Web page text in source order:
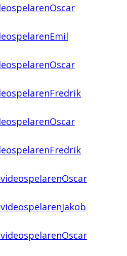
Oscar
Emil
Oscar
Fredrik
Oscar
Fredrik
Oscar
Jakob
Oscar